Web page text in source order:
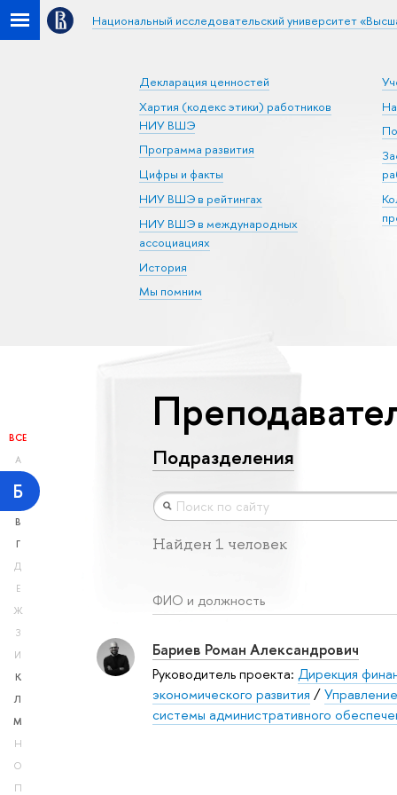
Национальный исследовательский университет
Декларация ценностей
Хартия (кодекс этики) работников
НИУ ВШЭ
Программа развития
Цифры и факты
НИУ ВШЭ в рейтингах
НИУ ВШЭ в международных
ассоциациях
История
Мы помним
ВСЕ
А
Б
В
Г
Д
Е
Ж
З
И
К
Л
М
Н
О
П
Подразделения
Найден 1 человек
ФИО и должность
Бариев Роман Александрович
Руководитель проекта: Дирекция
экономического развития /
системы административного